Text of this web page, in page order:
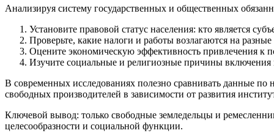
Анализируя систему государственных и общественных
Установите правовой статус населения: кто является
Проверьте, какие налоги и работы возлагаются на
Оцените экономическую эффективность привлечения к
Изучите социальные и религиозные причины
В современных исследованиях полезно сравнивать данные
свободных производителей в зависимости от развития
Ключевой вывод: только свободные земледельцы и
целесообразности и социальной функции.